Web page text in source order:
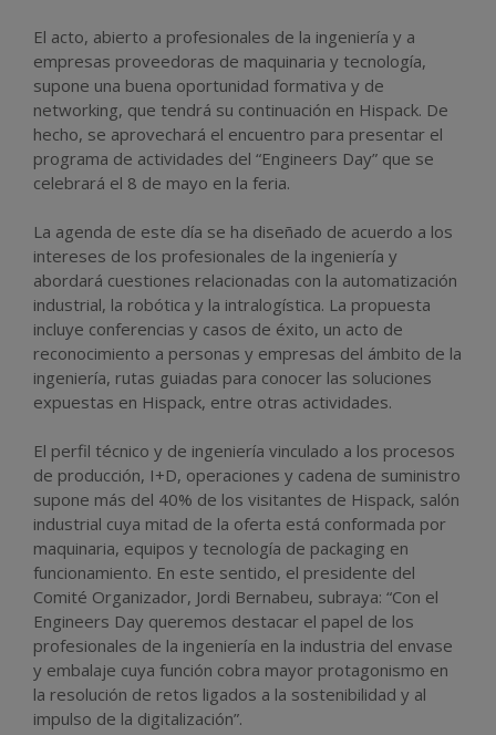
El acto, abierto a profesionales de la ingeniería y a
empresas proveedoras de maquinaria y tecnología,
supone una buena oportunidad formativa y de
networking, que tendrá su continuación en Hispack. De
hecho, se aprovechará el encuentro para presentar el
programa de actividades del “Engineers Day” que se
celebrará el 8 de mayo en la feria.
La agenda de este día se ha diseñado de acuerdo a los
intereses de los profesionales de la ingeniería y
abordará cuestiones relacionadas con la automatización
industrial, la robótica y la intralogística. La propuesta
incluye conferencias y casos de éxito, un acto de
reconocimiento a personas y empresas del ámbito de la
ingeniería, rutas guiadas para conocer las soluciones
expuestas en Hispack, entre otras actividades.
El perfil técnico y de ingeniería vinculado a los procesos
de producción, I+D, operaciones y cadena de suministro
supone más del 40% de los visitantes de Hispack, salón
industrial cuya mitad de la oferta está conformada por
maquinaria, equipos y tecnología de packaging en
funcionamiento. En este sentido, el presidente del
Comité Organizador, Jordi Bernabeu, subraya: “Con el
Engineers Day queremos destacar el papel de los
profesionales de la ingeniería en la industria del envase
y embalaje cuya función cobra mayor protagonismo en
la resolución de retos ligados a la sostenibilidad y al
impulso de la digitalización”.